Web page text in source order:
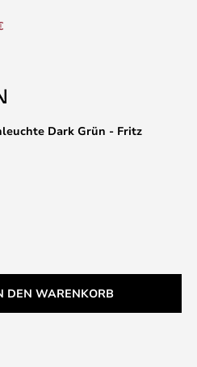
Dark Grün - Fritz
DEN WARENKORB